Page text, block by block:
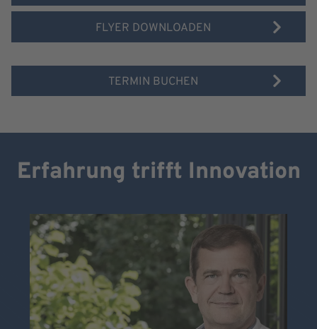
FLYER DOWNLOADEN
TERMIN BUCHEN
Erfahrung trifft Innovation